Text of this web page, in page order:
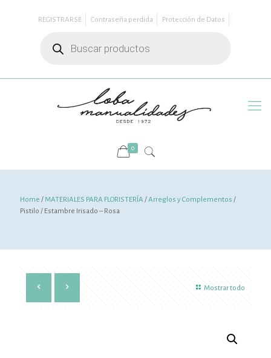
REGISTRARSE Contraseña perdida
Protección de Datos
productos
0
Home /MATERIALES PARA FLORISTERÍA /Arreglos y Complementos /
Pistilo / Estambre Irisado – Rosa
Mostrar todo